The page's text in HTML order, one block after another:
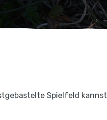
Spielfeld kannst